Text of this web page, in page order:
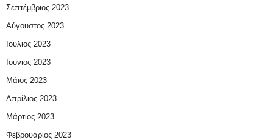
Σεπτέμβριος 2023
Αύγουστος 2023
Ιούλιος 2023
Ιούνιος 2023
Μάιος 2023
Απρίλιος 2023
Μάρτιος 2023
Φεβρουάριος 2023